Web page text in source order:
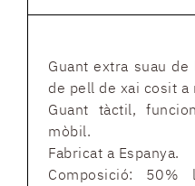
Guant extra suau
de pell de xai cosit
Guant tàctil,
mòbil.
Fabricat a Espanya.
Composició: 50%